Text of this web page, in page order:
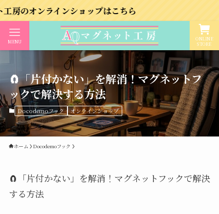
ンショップはこちら
ONLINE
STORE
MENU
🧲「片付かない」を解消！マグネットフ
ックで解決する方法
Docodemoフック オンラインショップ
ホーム Docodemoフック
🧲「片付かない」を解消！マグネットフックで解決
する方法